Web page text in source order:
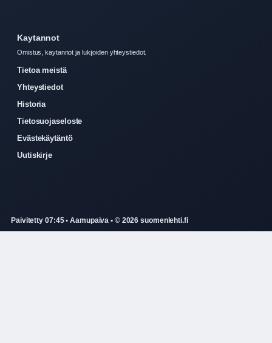
Kaytannot
Omistus, kaytannot ja lukijoiden yhteystiedot.
Tietoa meistä
Yhteystiedot
Historia
Tietosuojaseloste
Evästekäytäntö
Uutiskirje
Paivitetty 07:45 • Aamupaiva • © 2026 suomenlehti.fi